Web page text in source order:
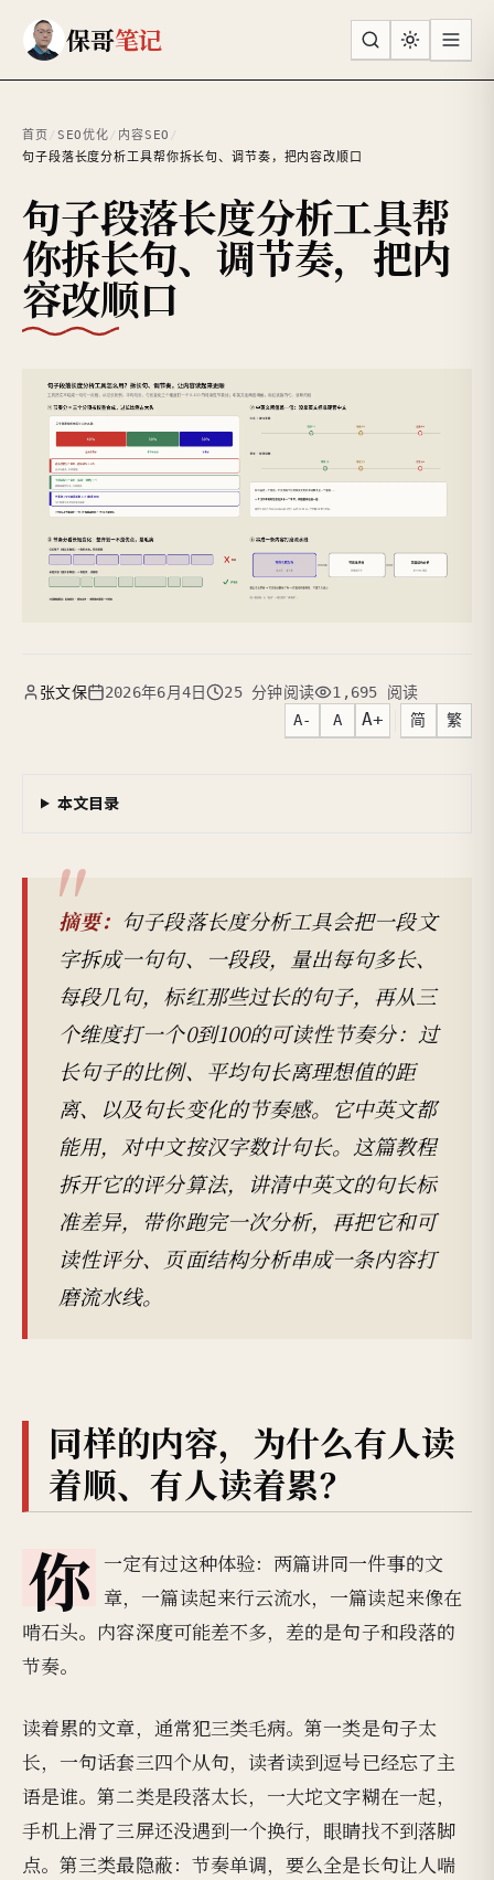
保哥笔记
首页/ SEO优化/ 内容SEO /
句子段落长度分析工具帮你拆长句、调节奏，把内容改顺口
句子段落长度分析工具帮
你拆长句、调节奏，把内
容改顺口
张文保 2026年6月4日 25 分钟阅读
1,695 阅读
A-
A A+ 简 繁
本文目录
摘要： 句子段落长度分析工具会把一段文
字拆成一句句、一段段，量出每句多长、
每段几句，标红那些过长的句子，再从三
个维度打一个0到100的可读性节奏分：过
长句子的比例、平均句长离理想值的距
离、以及句长变化的节奏感。它中英文都
能用，对中文按汉字数计句长。这篇教程
拆开它的评分算法，讲清中英文的句长标
准差异，带你跑完一次分析，再把它和可
读性评分、页面结构分析串成一条内容打
磨流水线。
同样的内容，为什么有人读
着顺、有人读着累？
你 一定有过这种体验：两篇讲同一件事的文
章，一篇读起来行云流水，一篇读起来像在
啃石头。内容深度可能差不多，差的是句子和段落的
节奏。
读着累的文章，通常犯三类毛病。第一类是句子太
长，一句话套三四个从句，读者读到逗号已经忘了主
语是谁。第二类是段落太长，一大坨文字糊在一起，
手机上滑了三屏还没遇到一个换行，眼睛找不到落脚
点。第三类最隐蔽：节奏单调，要么全是长句让人喘